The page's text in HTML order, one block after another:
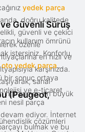
yedek parça
doğru kalitede
güvenli ve çekici
özenle
en hızlı ve
karşınızda.
sanal
her zaman en büyük
Güvenli Sürüş
kullanım ömrünü
istersiniz. Konforlu,
oto yedek parça
bir sonuç ortaya
ve e-ticaret
nesil parça
ediyor. İnternet
bulmak ve bu
(Peugeot,
çözümleri